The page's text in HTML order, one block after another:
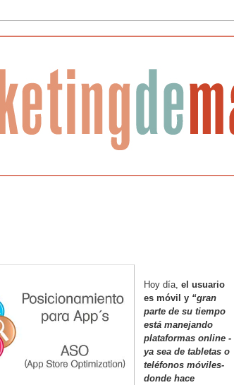
Hoy día, el usuario
es móvil y“gran
parte de su tiempo
está manejando
plataformas online -
ya sea de tabletas o
teléfonos móviles-
donde hace